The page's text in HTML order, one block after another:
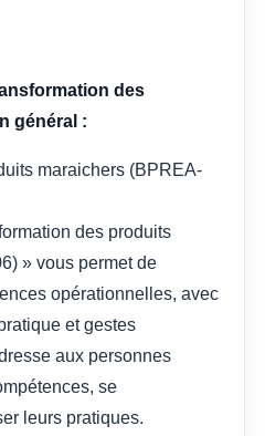
des
général :
maraichers (BPREA-
des produits
» vous permet de
opérationnelles, avec
et gestes
aux personnes
se
leurs pratiques.